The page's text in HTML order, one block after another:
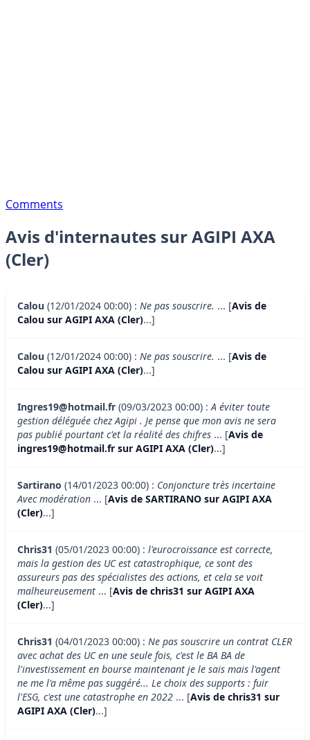
Comments
Avis d'internautes sur AGIPI AXA
(Cler)
Calou (12/01/2024 00:00) : Ne pas souscrire. ... [Avis de
Calou sur AGIPI AXA (Cler)...]
Calou (12/01/2024 00:00) : Ne pas souscrire. ... [Avis de
Calou sur AGIPI AXA (Cler)...]
Ingres19@hotmail.fr (09/03/2023 00:00) :A éviter toute
gestion déléguée chez Agipi . Je pense que mon avis ne sera
pas publié pourtant c'et la réalité des chifres ... [Avis de
ingres19@hotmail.fr sur AGIPI AXA (Cler)...]
Sartirano (14/01/2023 00:00) : Conjoncture très incertaine
Avec modération ... [Avis de SARTIRANO sur AGIPI AXA
(Cler)...]
Chris31 (05/01/2023 00:00) : l'eurocroissance est correcte,
mais la gestion des UC est catastrophique, ce sont des
assureurs pas des spécialistes des actions, et cela se voit
malheureusement ... [Avis de chris31 sur AGIPI AXA
(Cler)...]
Chris31 (04/01/2023 00:00) : Ne pas souscrire un contrat CLER
avec achat des UC en une seule fois, c'est le BA BA de
l'investissement en bourse maintenant je le sais mais l'agent
ne me l'a même pas suggéré... Le choix des supports : fuir
l'ESG, c'est une catastrophe en 2022 ... [Avis de chris31 sur
AGIPI AXA (Cler)...]